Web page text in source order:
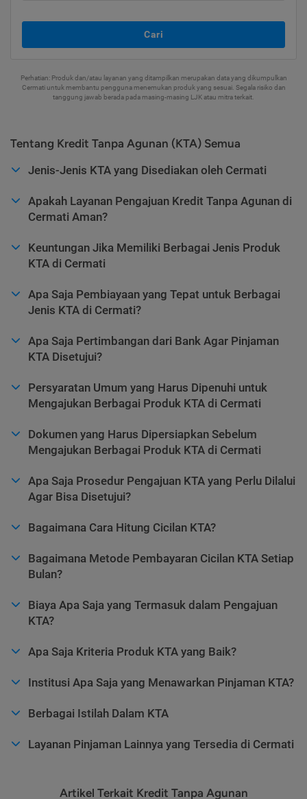
Cari
Perhatian: Produk dan/atau layanan yang ditampilkan merupakan data yang dikumpulkan
Cermati untuk membantu pengguna menemukan produk yang sesuai. Segala risiko dan
tanggung jawab berada pada masing-masing LJK atau mitra terkait.
Tentang Kredit Tanpa Agunan (KTA) Semua
Jenis-Jenis KTA yang Disediakan oleh Cermati
Apakah Layanan Pengajuan Kredit Tanpa Agunan di
Cermati Aman?
Keuntungan Jika Memiliki Berbagai Jenis Produk
KTA di Cermati
Apa Saja Pembiayaan yang Tepat untuk Berbagai
Jenis KTA di Cermati?
Apa Saja Pertimbangan dari Bank Agar Pinjaman
KTA Disetujui?
Persyaratan Umum yang Harus Dipenuhi untuk
Mengajukan Berbagai Produk KTA di Cermati
Dokumen yang Harus Dipersiapkan Sebelum
Mengajukan Berbagai Produk KTA di Cermati
Apa Saja Prosedur Pengajuan KTA yang Perlu Dilalui
Agar Bisa Disetujui?
Bagaimana Cara Hitung Cicilan KTA?
Bagaimana Metode Pembayaran Cicilan KTA Setiap
Bulan?
Biaya Apa Saja yang Termasuk dalam Pengajuan
KTA?
Apa Saja Kriteria Produk KTA yang Baik?
Institusi Apa Saja yang Menawarkan Pinjaman KTA?
Berbagai Istilah Dalam KTA
Layanan Pinjaman Lainnya yang Tersedia di Cermati
Artikel Terkait Kredit Tanpa Agunan